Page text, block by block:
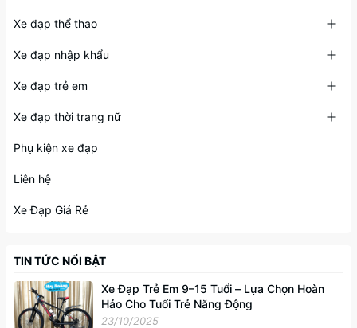
Xe đạp thể thao
Xe đạp nhập khẩu
Xe đạp trẻ em
Xe đạp thời trang nữ
Phụ kiện xe đạp
Liên hệ
Xe Đạp Giá Rẻ
TIN TỨC NỔI BẬT
Xe Đạp Trẻ Em 9–15 Tuổi – Lựa Chọn Hoàn
Hảo Cho Tuổi Trẻ Năng Động
23/10/2025